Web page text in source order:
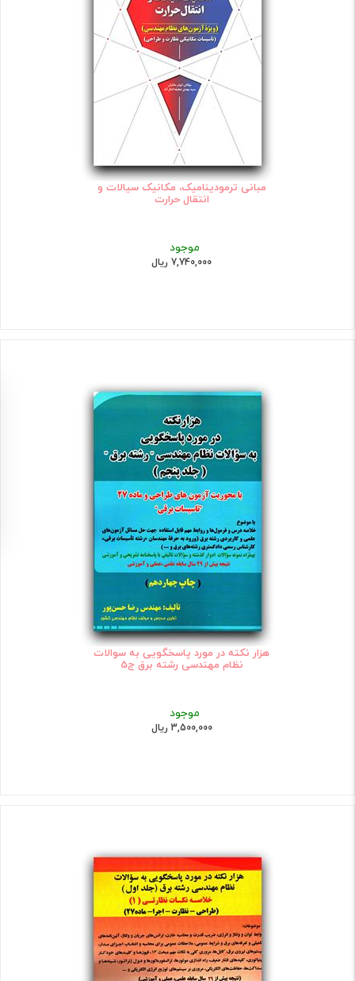
مبانی ترمودینامیک، مکانیک سیالات و
انتقال حرارت
موجود
7,740,000 ریال
هزار نکته در مورد پاسخگویی به سوالات
نظام مهندسی رشته برق ج5
موجود
3,500,000 ریال